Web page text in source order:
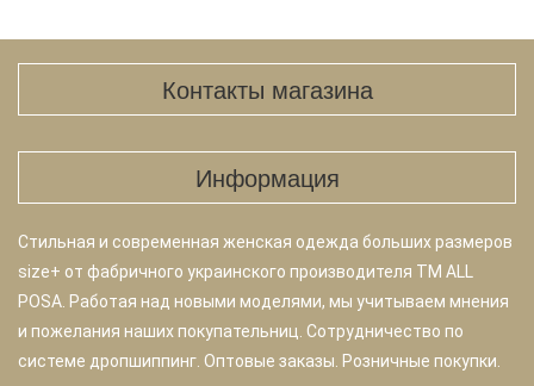
Контакты магазина
Информация
Стильная и современная женская одежда больших размеров
size+ от фабричного украинского производителя TM ALL
POSA. Работая над новыми моделями, мы учитываем мнения
и пожелания наших покупательниц. Сотрудничество по
системе дропшиппинг. Оптовые заказы. Розничные покупки.